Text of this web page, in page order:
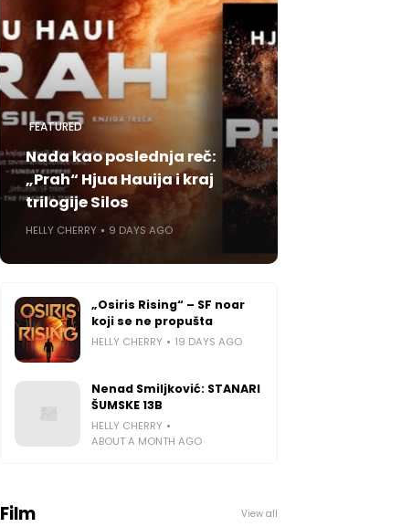
FEATURED
Nada kao poslednja reč:
„Prah“ Hjua Hauija i kraj
trilogije Silos
HELLY CHERRY 9 DAYS AGO
„Osiris Rising“ – SF noar
koji se ne propušta
HELLY CHERRY 19 DAYS AGO
Nenad Smiljković: STANARI
ŠUMSKE 13B
HELLY CHERRY
ABOUT A MONTH AGO
Film View all